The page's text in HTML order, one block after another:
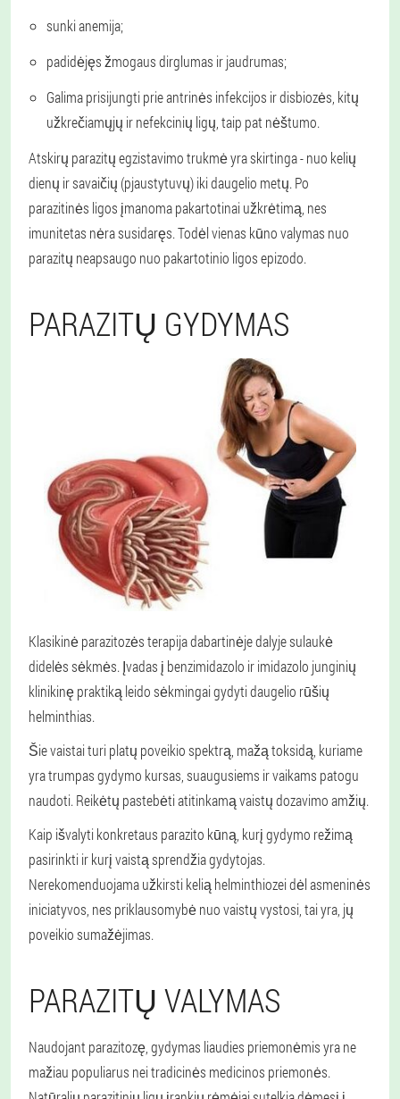
sunki anemija;
padidėjęs žmogaus dirglumas ir jaudrumas;
Galima prisijungti prie antrinės infekcijos ir disbiozės, kitų
užkrečiamųjų ir nefekcinių ligų, taip pat nėštumo.
Atskirų parazitų egzistavimo trukmė yra skirtinga - nuo kelių
dienų ir savaičių (pjaustytuvų) iki daugelio metų. Po
parazitinės ligos įmanoma pakartotinai užkrėtimą, nes
imunitetas nėra susidaręs. Todėl vienas kūno valymas nuo
parazitų neapsaugo nuo pakartotinio ligos epizodo.
PARAZITŲ GYDYMAS
Klasikinė parazitozės terapija dabartinėje dalyje sulaukė
didelės sėkmės. Įvadas į benzimidazolo ir imidazolo junginių
klinikinę praktiką leido sėkmingai gydyti daugelio rūšių
helminthias.
Šie vaistai turi platų poveikio spektrą, mažą toksidą, kuriame
yra trumpas gydymo kursas, suaugusiems ir vaikams patogu
naudoti. Reikėtų pastebėti atitinkamą vaistų dozavimo amžių.
Kaip išvalyti konkretaus parazito kūną, kurį gydymo režimą
pasirinkti ir kurį vaistą sprendžia gydytojas.
Nerekomenduojama užkirsti kelią helminthiozei dėl asmeninės
iniciatyvos, nes priklausomybė nuo vaistų vystosi, tai yra, jų
poveikio sumažėjimas.
PARAZITŲ VALYMAS
Naudojant parazitozę, gydymas liaudies priemonėmis yra ne
mažiau populiarus nei tradicinės medicinos priemonės.